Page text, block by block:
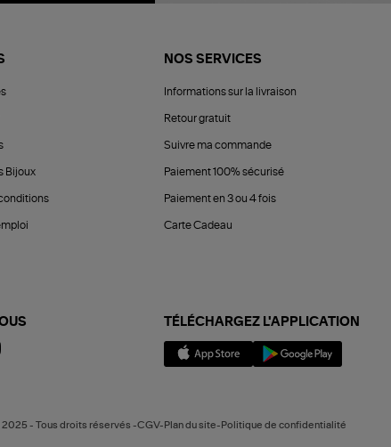
Bijoux
NOS SERVICES
Informations sur la livraison
Retour gratuit
Suivre ma commande
Paiement 100% sécurisé
Paiement en 3 ou 4 fois
Carte Cadeau
TÉLÉCHARGEZ L'APPLICATION
2025 - Tous droits réservés -CGV-Plan du site-Politique de confidentialité